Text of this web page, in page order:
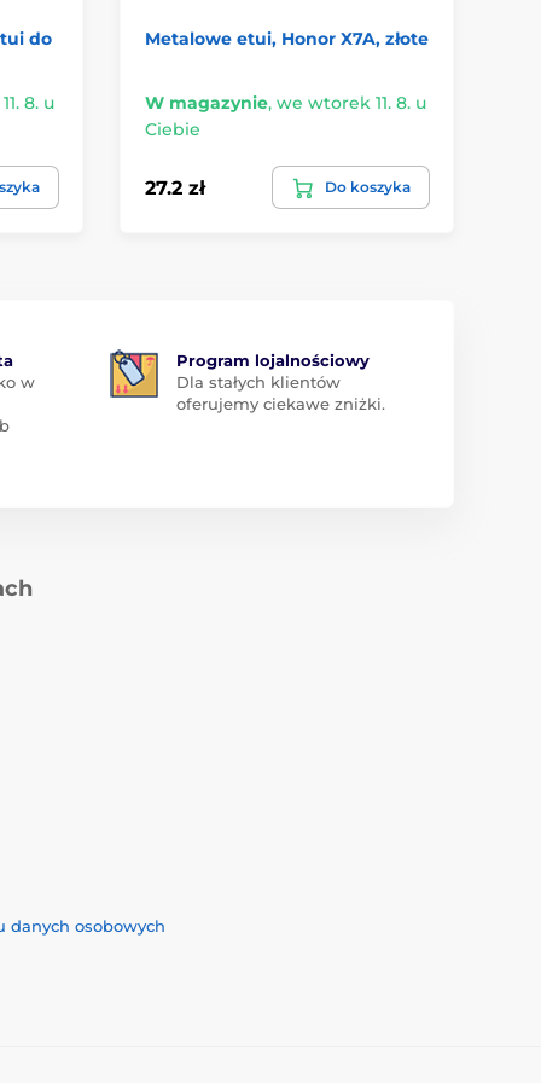
do
8. u
Metalowe etui, Honor X7A, złote
W magazynie, we wtorek 11. 8. u
Ciebie
27.2 zł Do koszyka
w
Program lojalnościowy
Dla stałych klientów
oferujemy ciekawe zniżki.
danych osobowych